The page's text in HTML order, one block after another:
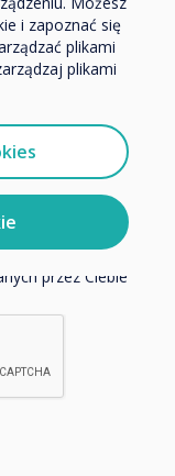
firma
A
rósł
13,5%.
i zapoznać się
plikami
plikami
w sprawie
poczty
i
odwiedź naszą
i
przez Ciebie